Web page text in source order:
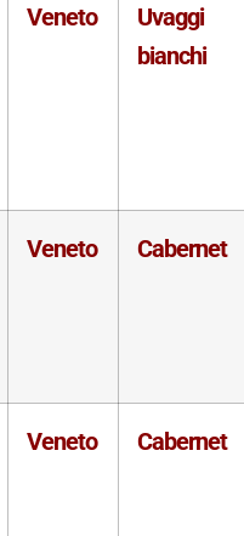
Veneto
Uvaggi
bianchi
Veneto Cabernet
Veneto Cabernet